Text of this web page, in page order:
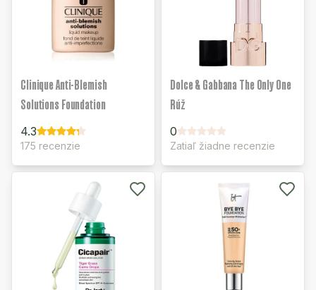
Clinique Anti-Blemish
Solutions Foundation
4.3
175 recenzie
Dolce & Gabbana The Only One
Rúž
0
Zatiaľ žiadne recenzie